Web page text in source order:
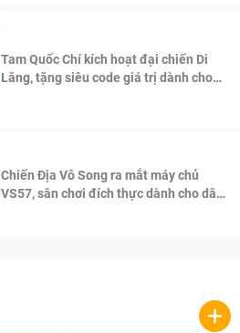
Tam Quốc Chí kích hoạt đại chiến Di
Lăng, tặng siêu code giá trị dành cho
Chiến Địa Vô Song ra mắt máy chủ
VS57, sân chơi đích thực dành cho dân
+